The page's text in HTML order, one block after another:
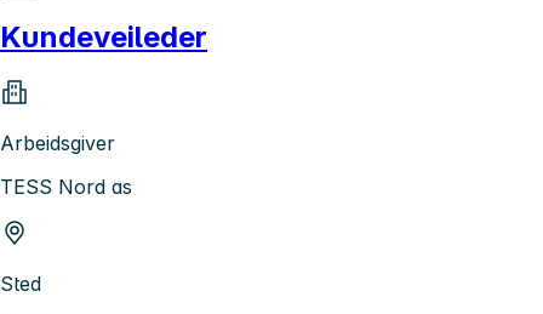
Kundeveileder
Arbeidsgiver
TESS Nord as
Sted